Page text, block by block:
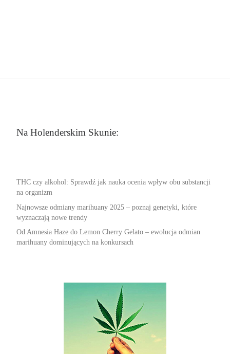
Na Holenderskim Skunie:
THC czy alkohol: Sprawdź jak nauka ocenia wpływ obu substancji
na organizm
Najnowsze odmiany marihuany 2025 – poznaj genetyki, które
wyznaczają nowe trendy
Od Amnesia Haze do Lemon Cherry Gelato – ewolucja odmian
marihuany dominujących na konkursach